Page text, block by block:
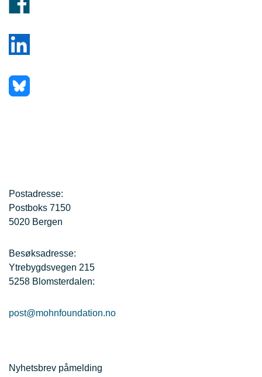
Postadresse:
Postboks 7150
5020 Bergen
Besøksadresse:
Ytrebygdsvegen 215
5258 Blomsterdalen:
post@mohnfoundation.no
Nyhetsbrev påmelding